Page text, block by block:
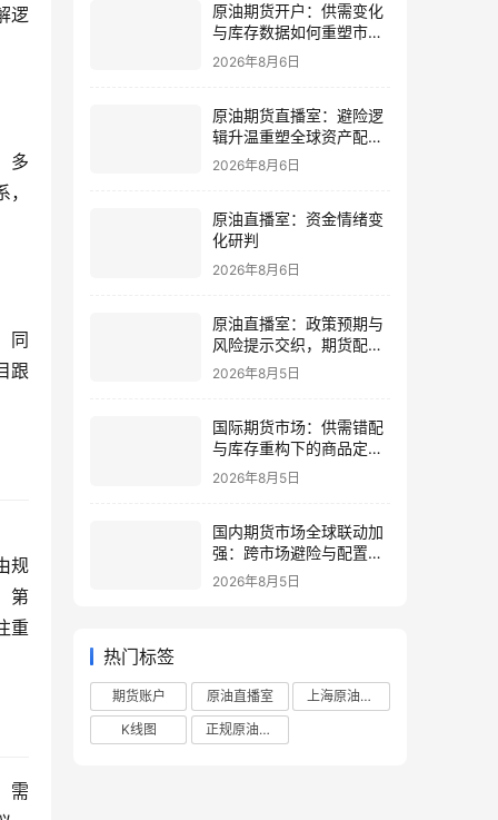
逻
多
同
跟
规
第
重
需
原油期货开户：供需变化
与库存数据如何重塑市场
节奏
2026年8月6日
原油期货直播室：避险逻
辑升温重塑全球资产配置
主线格局
2026年8月6日
原油直播室：资金情绪变
化研判
2026年8月6日
原油直播室：政策预期与
风险提示交织，期货配置
需理性
2026年8月5日
国际期货市场：供需错配
与库存重构下的商品定价
再平衡
2026年8月5日
国内期货市场全球联动加
强：跨市场避险与配置策
略调整
2026年8月5日
热门标签
期货账户 原油直播室
上海原油期货
K线图
正规原油直播室